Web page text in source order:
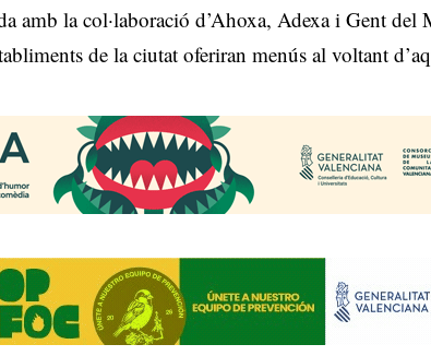
amb la col·laboració d’Ahoxa, Adexa i Gent del
de la ciutat oferiran menús al voltant